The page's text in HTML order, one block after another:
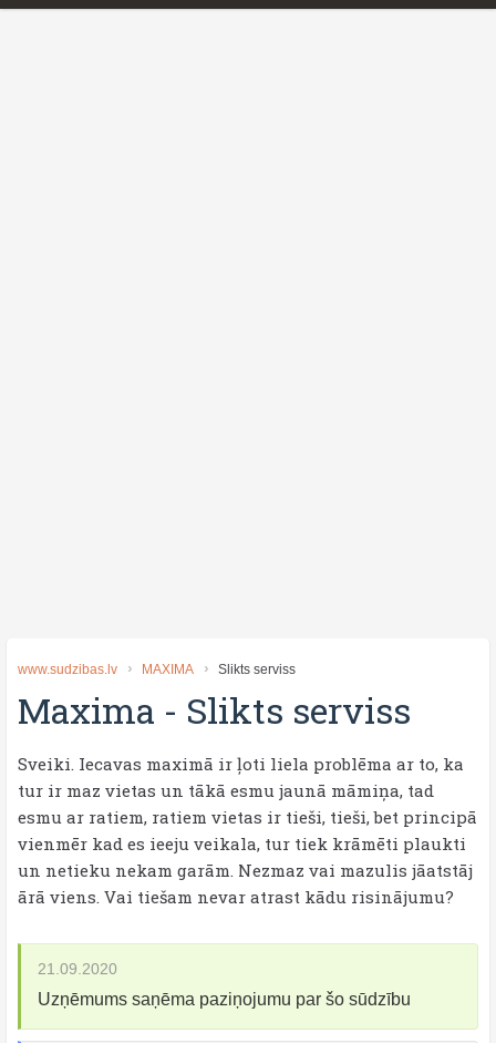
www.sudzibas.lv MAXIMA Slikts serviss
Maxima - Slikts serviss
Sveiki. Iecavas maximā ir ļoti liela problēma ar to, ka
tur ir maz vietas un tākā esmu jaunā māmiņa, tad
esmu ar ratiem, ratiem vietas ir tieši, tieši, bet principā
vienmēr kad es ieeju veikala, tur tiek krāmēti plaukti
un netieku nekam garām. Nezmaz vai mazulis jāatstāj
ārā viens. Vai tiešam nevar atrast kādu risinājumu?
21.09.2020
Uzņēmums saņēma paziņojumu par šo sūdzību